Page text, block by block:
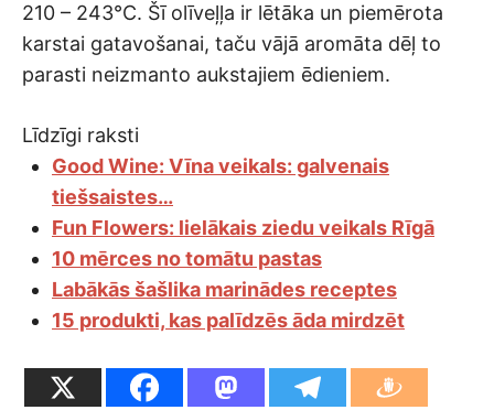
210 – 243°C. Šī olīveļļa ir lētāka un piemērota
karstai gatavošanai, taču vājā aromāta dēļ to
parasti neizmanto aukstajiem ēdieniem.
Līdzīgi raksti
Good Wine: Vīna veikals: galvenais
tiešsaistes…
Fun Flowers: lielākais ziedu veikals Rīgā
10 mērces no tomātu pastas
Labākās šašlika marinādes receptes
15 produkti, kas palīdzēs āda mirdzēt